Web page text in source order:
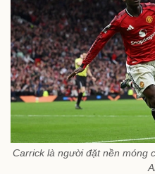
Carrick là người đặt nền móng